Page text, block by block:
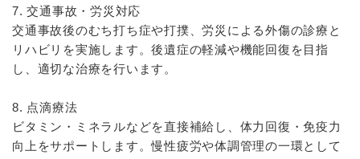
7. 交通事故・労災対応
交通事故後のむち打ち症や打撲、労災による外傷の診療と
リハビリを実施します。後遺症の軽減や機能回復を目指
し、適切な治療を行います。
8. 点滴療法
ビタミン・ミネラルなどを直接補給し、体力回復・免疫力
向上をサポートします。慢性疲労や体調管理の一環として